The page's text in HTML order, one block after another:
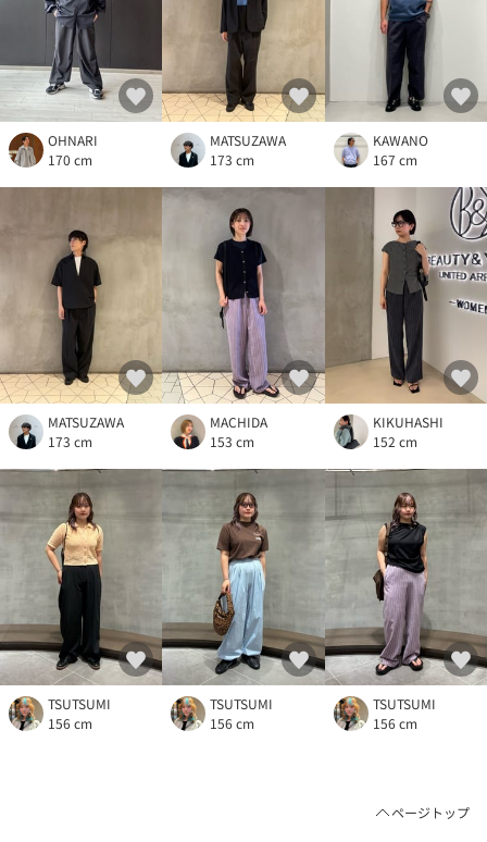
OHNARI
170 cm
MATSUZAWA
173 cm
KAWANO
167 cm
MATSUZAWA
173 cm
MACHIDA
153 cm
KIKUHASHI
152 cm
TSUTSUMI
156 cm
TSUTSUMI
156 cm
TSUTSUMI
156 cm
ページトップ